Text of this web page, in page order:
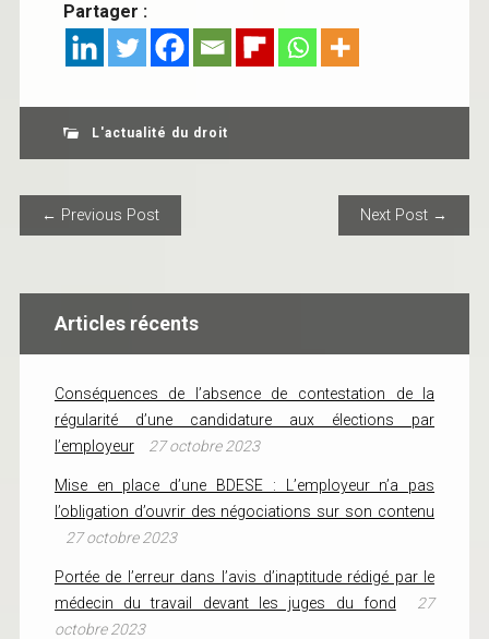
Partager :
L'actualité du droit
POST NAVIGATION
← Previous Post Next Post →
Articles récents
Conséquences de l’absence de contestation de la
régularité d’une candidature aux élections par
l’employeur
27 octobre 2023
Mise en place d’une BDESE : L’employeur n’a pas
l’obligation d’ouvrir des négociations sur son contenu
27 octobre 2023
Portée de l’erreur dans l’avis d’inaptitude rédigé par le
médecin du travail devant les juges du fond
27
octobre 2023